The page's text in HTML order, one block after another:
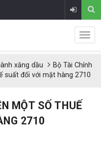
xăng dầu
Bộ Tài Chính
suất đối với mặt hàng 2710
MỘT SỐ THUẾ
2710